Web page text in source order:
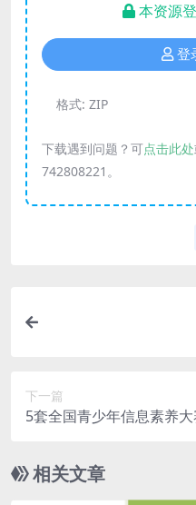
本资源
登
格式: ZIP
下载遇到问题？可点击此处
742808221。
下一篇
5套全国青少年信息素养大
相关文章